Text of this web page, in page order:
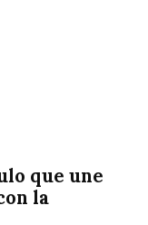
que une
la